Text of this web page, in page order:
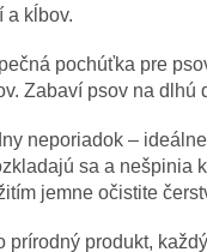
a kĺbov.
pochúťka pre
Zabaví psov na dlhú
neporiadok –
sa a nešpinia
jemne očistite
prírodný produkt,